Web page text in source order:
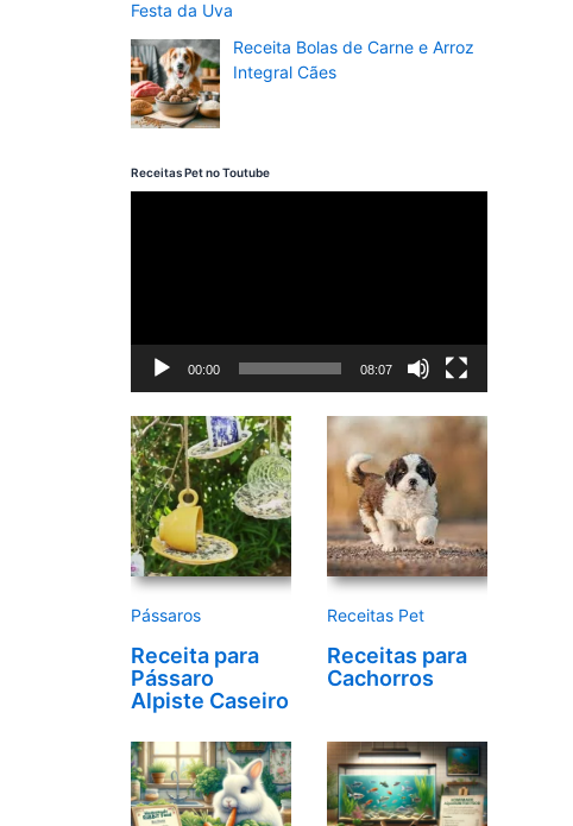
Festa da Uva
Receita Bolas de Carne e Arroz
Integral Cães
Receitas Pet no Toutube
d
e
v
í
d
e
00:00 08:07
Pássaros
Receita para
Pássaro
Alpiste Caseiro
Receitas Pet
Receitas para
Cachorros